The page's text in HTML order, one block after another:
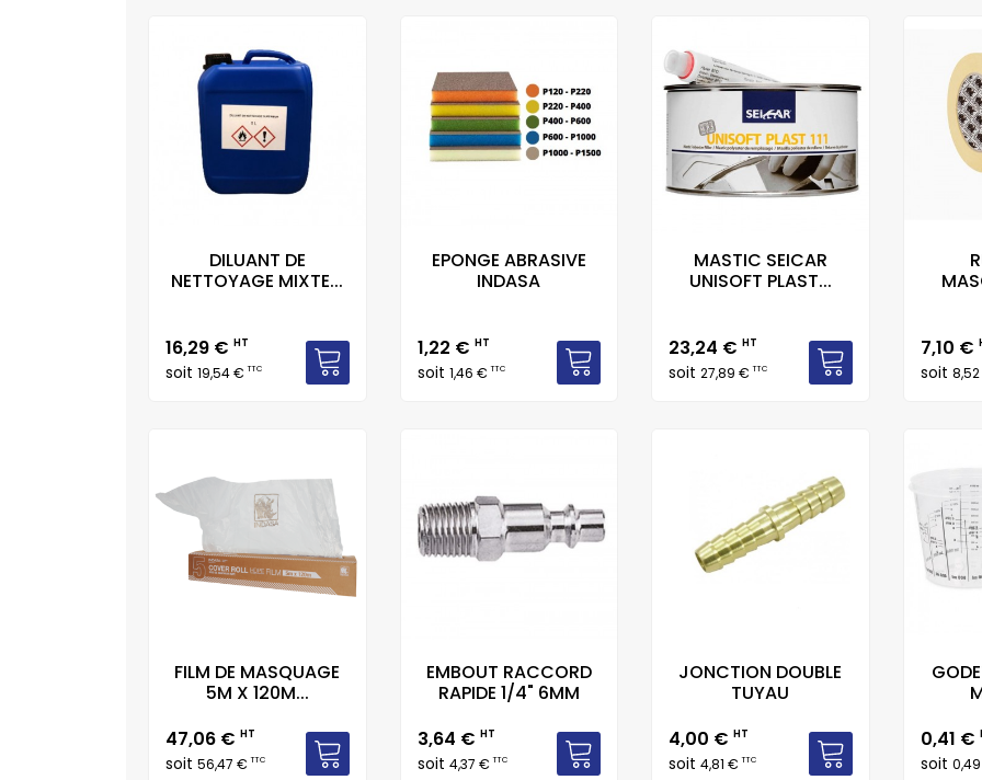
DILUANT DE
NETTOYAGE MIXTE...
Prix
16,29 € HT
soit 19,54 €TTC
EPONGE ABRASIVE
INDASA
Prix
1,22 € HT
soit 1,46 €TTC
MASTIC SEICAR
UNISOFT PLAST...
Prix
23,24 € HT
soit 27,89 €TTC
Prix
7,10 €
soit
FILM DE MASQUAGE
5M X 120M...
Prix
47,06 € HT
soit 56,47 €TTC
EMBOUT RACCORD
RAPIDE 1/4" 6MM
Prix
3,64 € HT
soit 4,37 €TTC
JONCTION DOUBLE
TUYAU
Prix
4,00 € HT
soit 4,81 €TTC
Prix
0,41 €
soit